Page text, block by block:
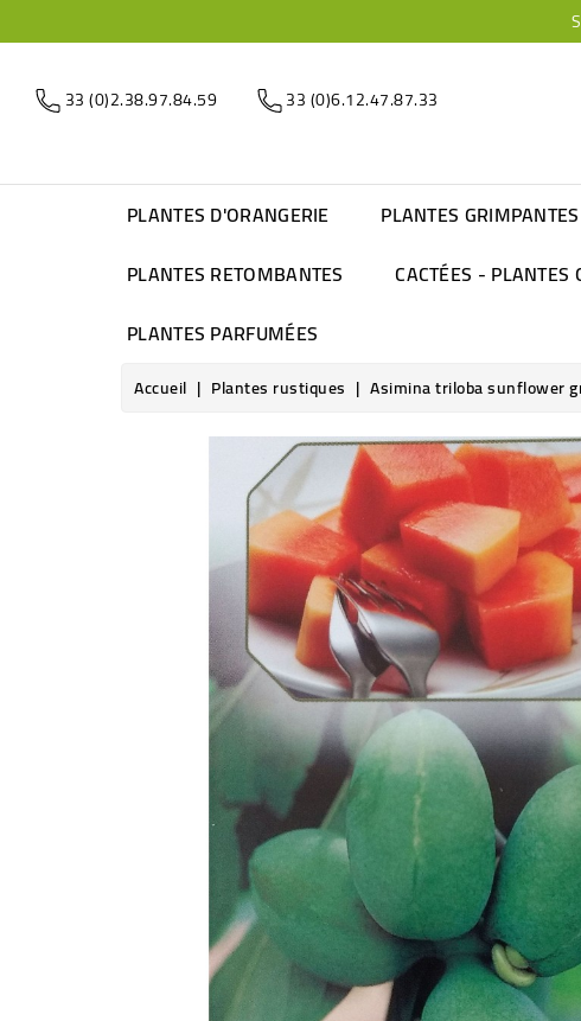
33 (0)2.38.97.84.59 33 (0)6.12.47.87.33
PLANTES D'ORANGERIE PLANTES GRIMPANTES
PLANTES RETOMBANTES
CACTÉES - PLANTES
PLANTES PARFUMÉES
Accueil Plantes rustiques
Asimina triloba sunflower